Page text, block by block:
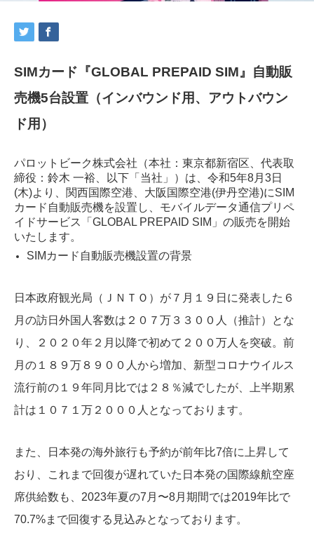
SIMカード『GLOBAL PREPAID SIM』自動販
売機5台設置（インバウンド用、アウトバウン
ド用）
パロットビーク株式会社（本社：東京都新宿区、代表取
締役：鈴木 一裕、以下「当社」）は、令和5年8月3日
(木)より、関西国際空港、大阪国際空港(伊丹空港)にSIM
カード自動販売機を設置し、モバイルデータ通信プリペ
イドサービス「GLOBAL PREPAID SIM」の販売を開始
いたします。
SIMカード自動販売機設置の背景
日本政府観光局（ＪＮＴＯ）が７月１９日に発表した６
月の訪日外国人客数は２０７万３３００人（推計）とな
り、２０２０年２月以降で初めて２００万人を突破。前
月の１８９万８９００人から増加、新型コロナウイルス
流行前の１９年同月比では２８％減でしたが、上半期累
計は１０７１万２０００人となっております。
また、日本発の海外旅行も予約が前年比7倍に上昇して
おり、これまで回復が遅れていた日本発の国際線航空座
席供給数も、2023年夏の7月〜8月期間では2019年比で
70.7%まで回復する見込みとなっております。